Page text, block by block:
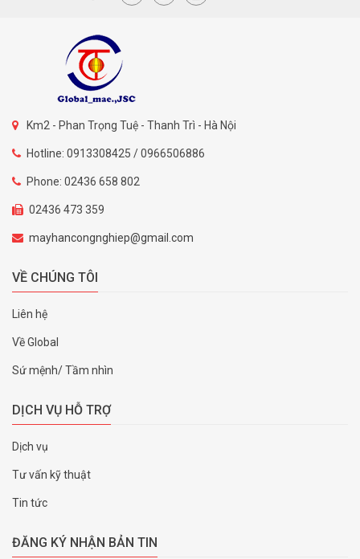
Km2 - Phan Trọng Tuệ - Thanh Trì - Hà Nội
Hotline: 0913308425 / 0966506886
Phone: 02436 658 802
02436 473 359
mayhancongnghiep@gmail.com
VỀ CHÚNG TÔI
Liên hệ
Về Global
Sứ mệnh/ Tầm nhìn
DỊCH VỤ HỖ TRỢ
Dịch vụ
Tư vấn kỹ thuật
Tin tức
ĐĂNG KÝ NHẬN BẢN TIN